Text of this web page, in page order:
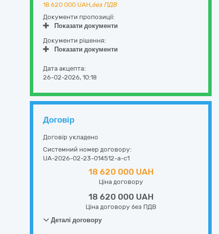
18 620 000 UAH,без ПДВ
Документи пропозиції:
Показати документи
Документи рішення:
Показати документи
Дата акцепта:
26-02-2026, 10:18
Договір
Договір укладено
Системний номер договору:
UA-2026-02-23-014512-a-c1
18 620 000 UAH
Ціна договору
18 620 000 UAH
Ціна договору без ПДВ
Деталі договору